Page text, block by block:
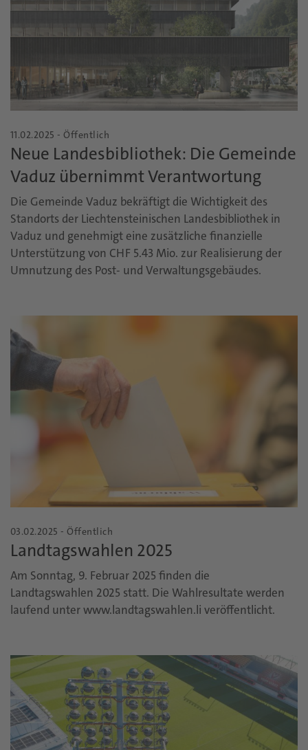
11.02.2025 - Öffentlich
Neue Landesbibliothek: Die Gemeinde
Vaduz übernimmt Verantwortung
Die Gemeinde Vaduz bekräftigt die Wichtigkeit des
Standorts der Liechtensteinischen Landesbibliothek in
Vaduz und genehmigt eine zusätzliche finanzielle
Unterstützung von CHF 5.43 Mio. zur Realisierung der
Umnutzung des Post- und Verwaltungsgebäudes.
03.02.2025 - Öffentlich
Landtagswahlen 2025
Am Sonntag, 9. Februar 2025 finden die
Landtagswahlen 2025 statt. Die Wahlresultate werden
laufend unter www.landtagswahlen.li veröffentlicht.